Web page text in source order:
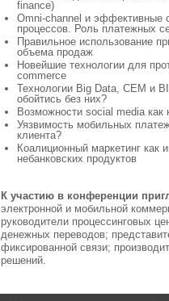
finance)
Omni-channel и эффективные
процессов. Роль платежных
Правильное использование
объема продаж
Новейшие технологии для
commerce
Технологии Big Data, CEM и
обойтись без них?
Возможности social media
Уязвимость мобильных
клиента?
Коалиционный маркетинг как
небанковских продуктов
К участию в конференции
электронной и мобильной
руководители процессинговых
денежных переводов;
фиксированной связи;
решений.